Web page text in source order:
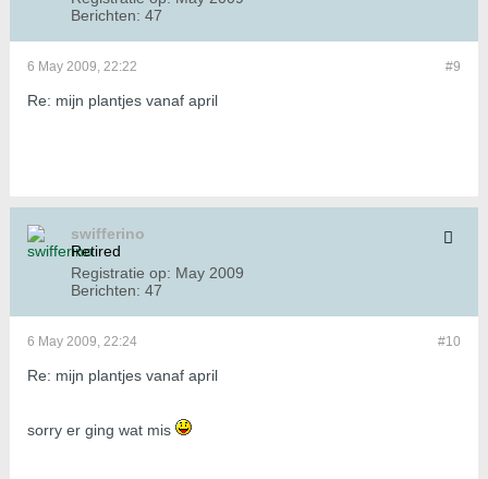
Berichten: 47
#9
6 May 2009, 22:22
Re: mijn plantjes vanaf april
swifferino
Retired
Registratie op: May 2009
Berichten: 47
#10
6 May 2009, 22:24
Re: mijn plantjes vanaf april
sorry er ging wat mis